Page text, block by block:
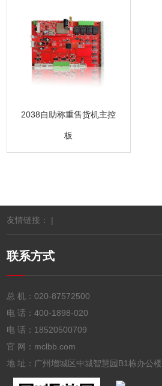
2038自助称重售货机主控
板
友情链接： |
联系方式
总 机：020-87572500
电 话：400-1898-020
电 话： 18520500709
官 网：mclbb.com
地 址：广州增城区中城智慧园B1栋办公楼